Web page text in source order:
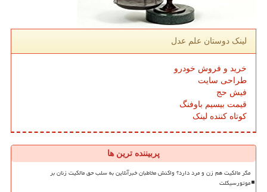
لینک دوستان علم عدل
خرید و فروش خودرو
طراحی سایت
فیش حج
قیمت بیسیم باوفنگ
کوتاه کننده لینک
پربیننده ترین ها
مگر مالکیت هم زن و مرد دارد؟ واکنش مخاطبان خبرآنلاین به سلب حق مالکیت زنان بر
موتورسیکلت